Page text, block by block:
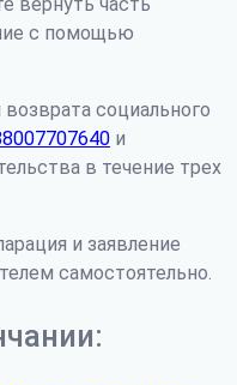
вернуть часть
с помощью
социального
и
в течение трех
и заявление
самостоятельно.